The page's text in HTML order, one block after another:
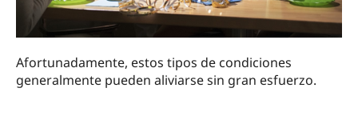
Afortunadamente, estos tipos de condiciones
generalmente pueden aliviarse sin gran esfuerzo.